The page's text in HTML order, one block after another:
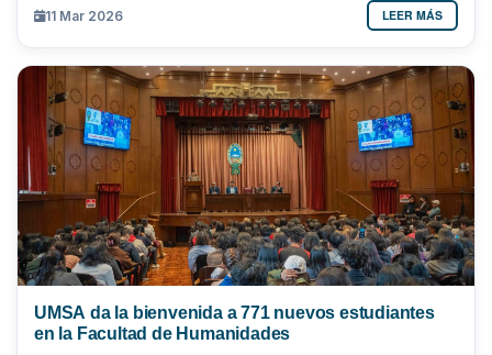
11 Mar 2026 LEER MÁS
UMSA da la bienvenida a 771 nuevos estudiantes
en la Facultad de Humanidades